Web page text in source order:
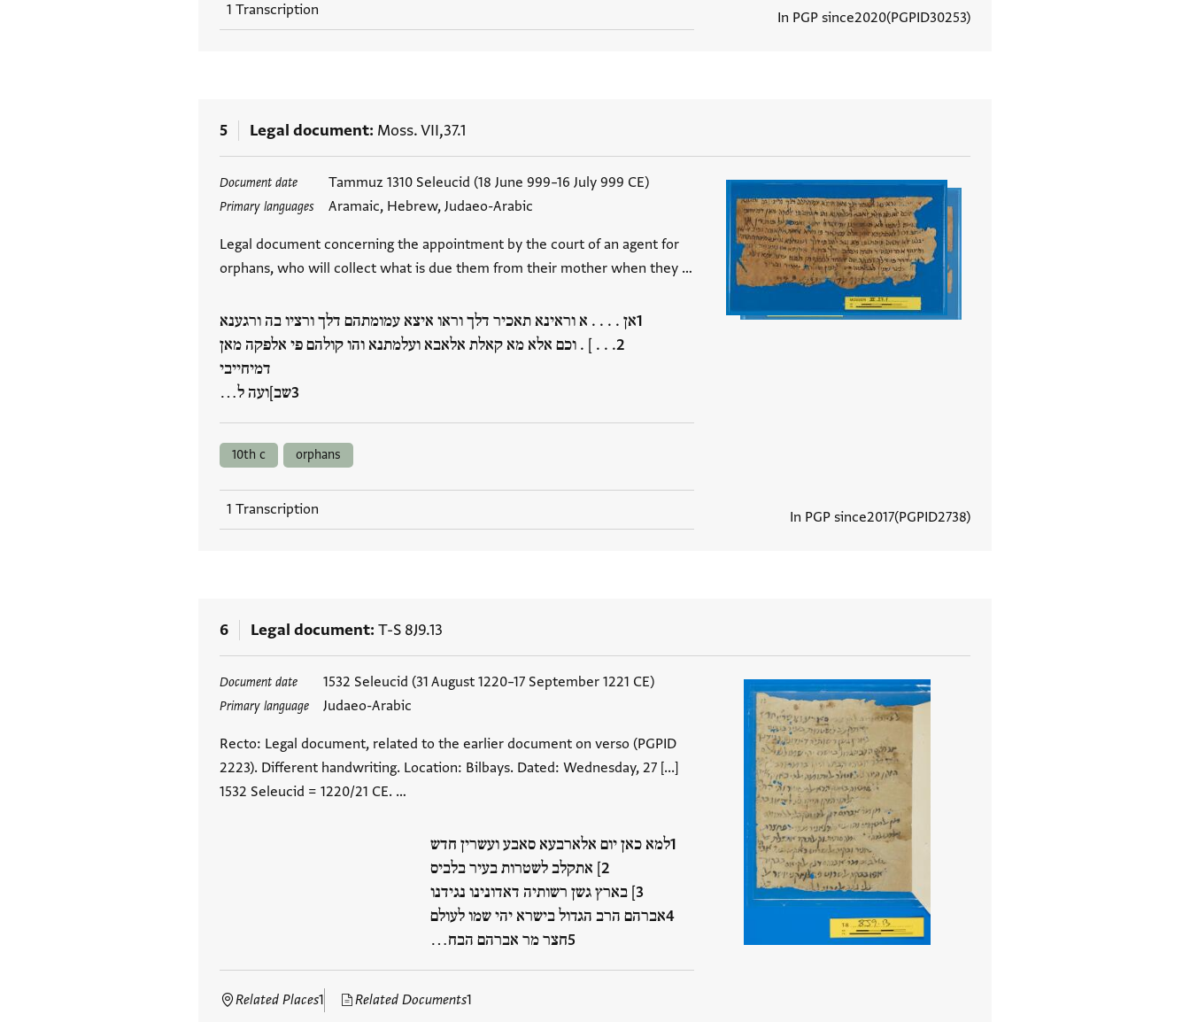
1 Transcription In PGP since2020 PGPID30253
5 Legal document Moss. VII,37.1
Document date Tammuz 1310 Seleucid (18 June 999–16 July 999 CE)
Primary languages Aramaic, Hebrew, Judaeo-Arabic
Legal document concerning the appointment by the court of an agent for
orphans, who will collect what is due them from their mother when they …
אן . . . . א וראינא תאכיר דלך וראו איצא עמומתהם דלך ורציו בה ורגענא
. . . ] . וכם אלא מא קאלת אלאבא ועלמתנא והו קולהם פי אלפקה מאן
דמיחייבי
שב]ועה ל…
Tags
10th c orphans
1 Transcription In PGP since2017 PGPID2738
6 Legal document T-S 8J9.13
Document date 1532 Seleucid (31 August 1220–17 September 1221 CE)
Primary language Judaeo-Arabic
Recto: Legal document, related to the earlier document on verso (PGPID
2223). Different handwriting. Location: Bilbays. Dated: Wednesday, 27 [...]
1532 Seleucid = 1220/21 CE. …
למא כאן יום אלארבעא סאבע ועשרין חדש
] אתקלב לשטרות בעיר בלביס
] בארץ גשן רשותיה דאדונינו נגידנו
אברהם הרב הגדול בישרא יהי שמו לעולם
חצר מר אברהם הבח…
Related Places1 Related Documents1
Tags